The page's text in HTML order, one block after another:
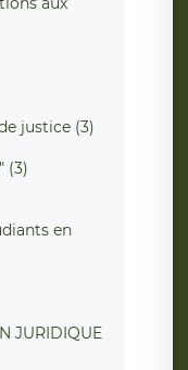
justice (3)
(3)
en
JURIDIQUE